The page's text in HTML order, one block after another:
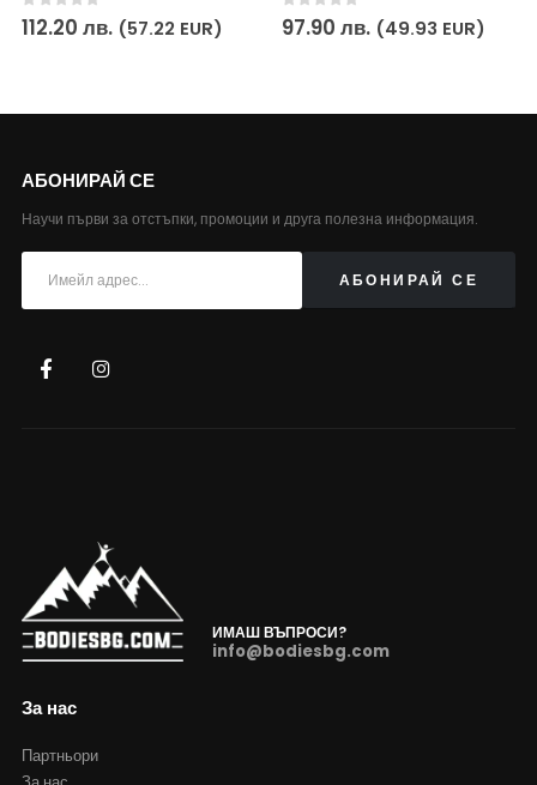
0out of 5
112.20лв. (57.22 EUR) 0out of 5
97.90 лв. (49.93 EUR)
АБОНИРАЙ СЕ
Научи първи за отстъпки, промоции и друга полезна информация.
ИМАШ ВЪПРОСИ?
info@bodiesbg.com
За нас
Партньори